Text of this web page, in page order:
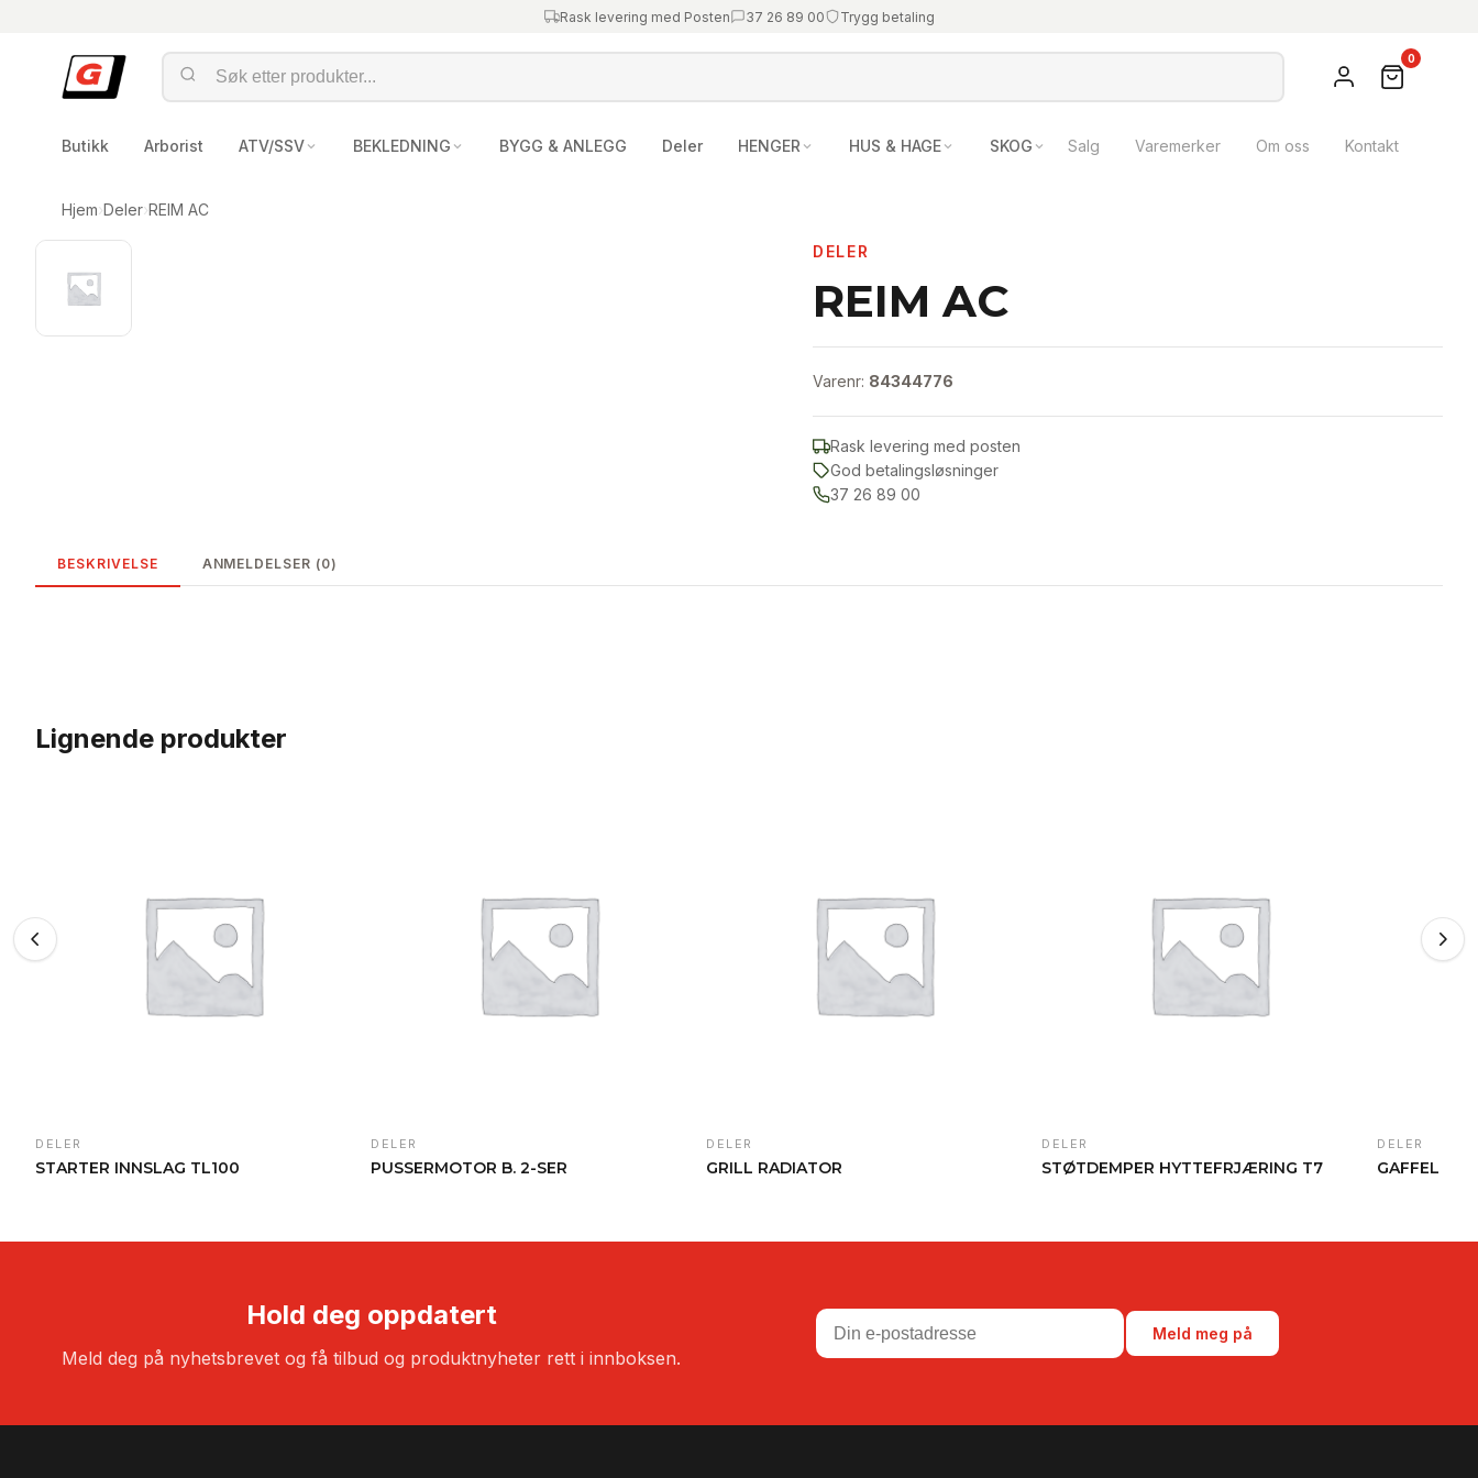
Rask levering med Posten 37 26 89 00 Trygg betaling
0
Butikk Arborist ATV/SSV BEKLEDNING BYGG & ANLEGG Deler HENGER HUS & HAGE SKOG Salg Varemerker Om oss Kontakt
Hjem›Deler›REIM AC
DELER
REIM AC
Varenr: 84344776
Rask levering med posten
God betalingsløsninger
37 26 89 00
BESKRIVELSE ANMELDELSER (0)
Lignende produkter
DELER
STARTER INNSLAG TL100
DELER
PUSSERMOTOR B. 2-SER
DELER
GRILL RADIATOR
DELER
STØTDEMPER HYTTEFRJÆRING T7
DELER
GAFFEL
Hold deg oppdatert
Meld deg på nyhetsbrevet og få tilbud og produktnyheter rett i innboksen.
Meld meg på